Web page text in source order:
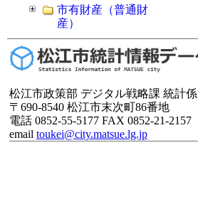
市有財産（普通財
産）
松江市政策部 デジタル戦略課 統計係
〒690-8540 松江市末次町86番地
電話 0852-55-5177 FAX 0852-21-2157
email toukei@city.matsue.lg.jp